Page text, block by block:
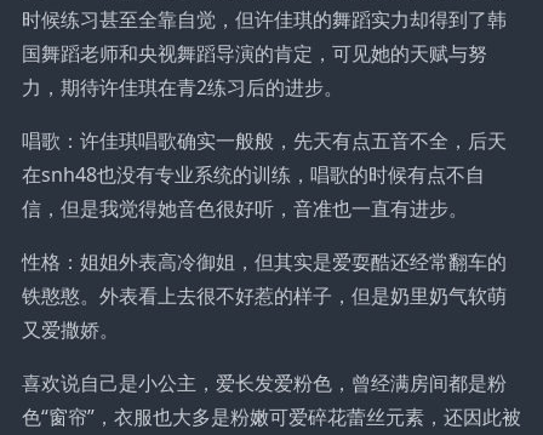
时候练习甚至全靠自觉，但许佳琪的舞蹈实力却得到了韩
国舞蹈老师和央视舞蹈导演的肯定，可见她的天赋与努
力，期待许佳琪在青2练习后的进步。
唱歌：许佳琪唱歌确实一般般，先天有点五音不全，后天
在snh48也没有专业系统的训练，唱歌的时候有点不自
信，但是我觉得她音色很好听，音准也一直有进步。
性格：姐姐外表高冷御姐，但其实是爱耍酷还经常翻车的
铁憨憨。外表看上去很不好惹的样子，但是奶里奶气软萌
又爱撒娇。
喜欢说自己是小公主，爱长发爱粉色，曾经满房间都是粉
色“窗帘”，衣服也大多是粉嫩可爱碎花蕾丝元素，还因此被